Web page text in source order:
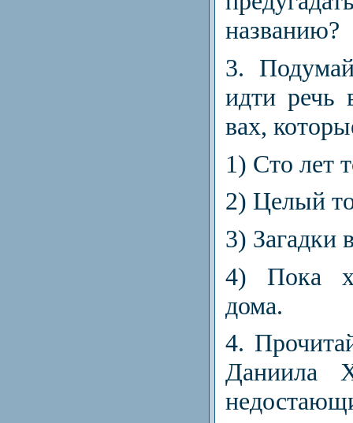
названию?
3.
идти речь
вах,
1) Сто лет
2) Целый
3) Загадки
4) Пока
дома.
4.
Даниила